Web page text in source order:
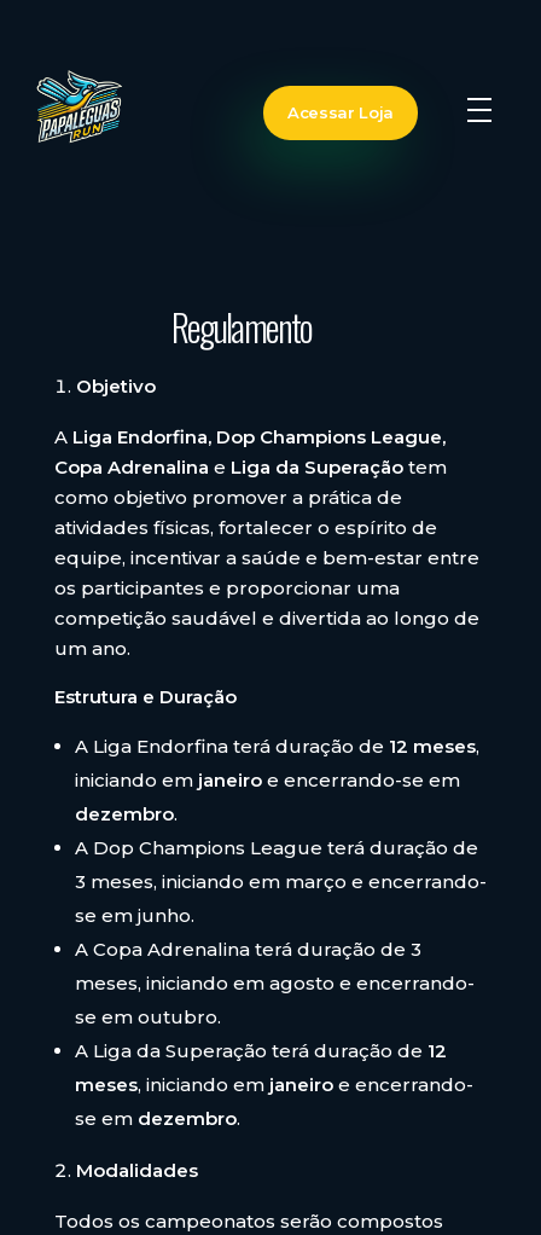
Acessar Loja
Regulamento
Objetivo
A Liga Endorfina, Dop Champions League,
Copa Adrenalina e Liga da Superação tem
como objetivo promover a prática de
atividades físicas, fortalecer o espírito de
equipe, incentivar a saúde e bem-estar entre
os participantes e proporcionar uma
competição saudável e divertida ao longo de
um ano.
Estrutura e Duração
A Liga Endorfina terá duração de 12 meses,
iniciando em janeiroe encerrando-se em
dezembro.
A Dop Champions League terá duração de
3 meses, iniciando em março e encerrando-
se em junho.
A Copa Adrenalina terá duração de 3
meses, iniciando em agosto e encerrando-
se em outubro.
A Liga da Superação terá duração de 12
meses, iniciando em janeiroe encerrando-
se em dezembro.
Modalidades
Todos os campeonatos serão compostos